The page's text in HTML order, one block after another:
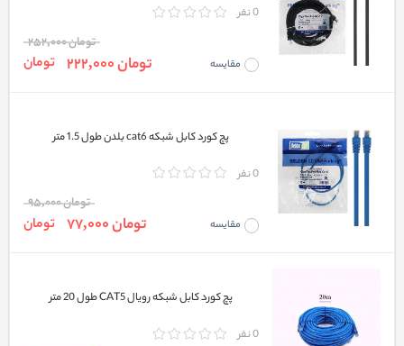
0 نفر
مقایسه
تومان 252,000
تومان 222,000 تومان
پچ کورد کابل شبکه cat6 بلدن طول 1.5 متر
0 نفر
مقایسه
تومان 95,000
تومان 77,000 تومان
پچ کورد کابل شبکه رویال CAT5 طول 20 متر
0 نفر